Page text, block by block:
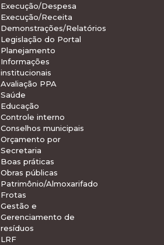
Execução/Despesa
Execução/Receita
Demonstrações/Relatórios
Legislação do Portal
Planejamento
Informações
institucionais
Avaliação PPA
Saúde
Educação
Controle interno
Conselhos municipais
Orçamento por
Secretaria
Boas práticas
Obras públicas
Patrimônio/Almoxarifado
Frotas
Gestão e
Gerenciamento de
resíduos
LRF